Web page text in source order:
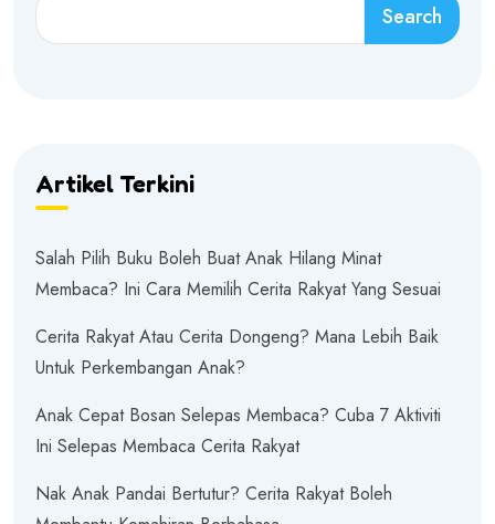
Search
Artikel Terkini
Salah Pilih Buku Boleh Buat Anak Hilang Minat
Membaca? Ini Cara Memilih Cerita Rakyat Yang Sesuai
Cerita Rakyat Atau Cerita Dongeng? Mana Lebih Baik
Untuk Perkembangan Anak?
Anak Cepat Bosan Selepas Membaca? Cuba 7 Aktiviti
Ini Selepas Membaca Cerita Rakyat
Nak Anak Pandai Bertutur? Cerita Rakyat Boleh